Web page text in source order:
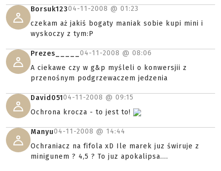
Borsuk12304-11-2008 @ 01:23
czekam aż jakiś bogaty maniak sobie kupi mini i
wyskoczy z tym:P
Prezes_____ 04-11-2008 @ 08:06
A ciekawe czy w g&p myśleli o konwersjii z
przenośnym podgrzewaczem jedzenia
David05104-11-2008 @ 09:15
Ochrona krocza - to jest to!
Manyu04-11-2008 @ 14:44
Ochraniacz na fifola xD Ile marek juz świruje z
minigunem ? 4,5 ? To juz apokalipsa....